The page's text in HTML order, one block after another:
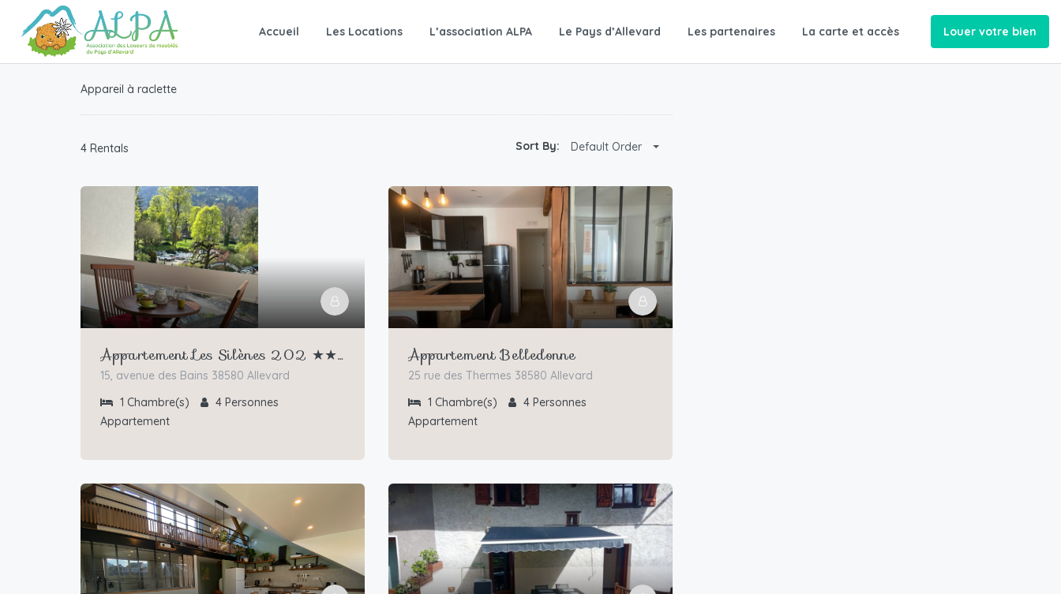
Accueil Les Locations L’association ALPA Le Pays d’Allevard Les partenaires La carte et accès Louer votre bien
Appareil à raclette
4 Rentals Sort By: Default Order
Appartement Les Silènes 202 ★★★
15, avenue des Bains 38580 Allevard
1 Chambre(s) 4 Personnes
Appartement
Appartement Belledonne
25 rue des Thermes 38580 Allevard
1 Chambre(s) 4 Personnes
Appartement